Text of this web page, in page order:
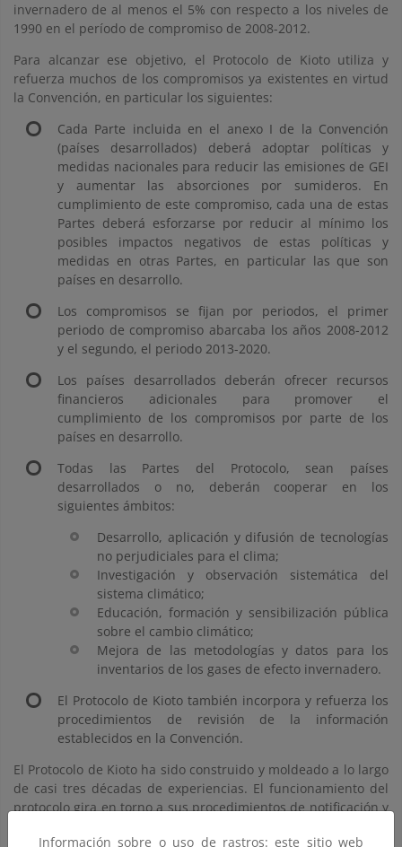
invernadero de al menos el 5% con respecto a los niveles de
1990 en el período de compromiso de 2008-2012.
Para alcanzar ese objetivo, el Protocolo de Kioto utiliza y
refuerza muchos de los compromisos ya existentes en virtud
la Convención, en particular los siguientes:
Cada Parte incluida en el anexo I de la Convención
(países desarrollados) deberá adoptar políticas y
medidas nacionales para reducir las emisiones de GEI
y aumentar las absorciones por sumideros. En
cumplimiento de este compromiso, cada una de estas
Partes deberá esforzarse por reducir al mínimo los
posibles impactos negativos de estas políticas y
medidas en otras Partes, en particular las que son
países en desarrollo.
Los compromisos se fijan por periodos, el primer
periodo de compromiso abarcaba los años 2008-2012
y el segundo, el periodo 2013-2020.
Los países desarrollados deberán ofrecer recursos
financieros adicionales para promover el
cumplimiento de los compromisos por parte de los
países en desarrollo.
Todas las Partes del Protocolo, sean países
desarrollados o no, deberán cooperar en los
siguientes ámbitos:
Desarrollo, aplicación y difusión de tecnologías
no perjudiciales para el clima;
Investigación y observación sistemática del
sistema climático;
Educación, formación y sensibilización pública
sobre el cambio climático;
Mejora de las metodologías y datos para los
inventarios de los gases de efecto invernadero.
El Protocolo de Kioto también incorpora y refuerza los
procedimientos de revisión de la información
establecidos en la Convención.
El Protocolo de Kioto ha sido construido y moldeado a lo largo
de casi tres décadas de experiencias. El funcionamiento del
protocolo gira en torno a sus procedimientos de notificación y
Información sobre o uso de rastros: este sitio web